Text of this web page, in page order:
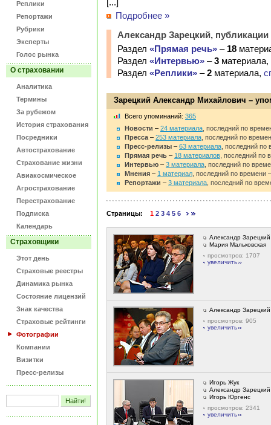
Реплики
Репортажи
Рубрики
Эксперты
Голос рынка
О страховании
Аналитика
Термины
За рубежом
История страхования
Посредники
Автострахование
Страхование жизни
Авиакосмическое
Агрострахование
Перестрахование
Подписка
Календарь
Страховщики
Этот день
Страховые реестры
Динамика рынка
Состояние лицензий
Знак качества
Страховые рейтинги
Фотографии
Компании
Визитки
Пресс-релизы
[...]
Подробнее »
Александр Зарецкий,
Раздел «Прямая речь» – 18
Раздел «Интервью» –3 материала,
Раздел «Реплики» –2 материала,
Зарецкий Александр Михайлович –
Bсего упоминаний: 365
Новости – 24 материала , последний по
Пресса – 253 материала , последний по
Пресс-релизы – 63 материала , последний
Прямая речь – 18 материалов , последний по
Интервью – 3 материала , последний по
Мнения – 1 материал , последний по времени
Репортажи – 3 материала , последний по
Страницы: 1 2 3 4 5 6
Александр Зарецкий
Мария Мальковская
просмотров: 1707
увеличить
Александр Зарецкий
просмотров: 905
увеличить
Игорь Жук
Александр Зарецкий
Игорь Юргенс
просмотров: 2341
увеличить